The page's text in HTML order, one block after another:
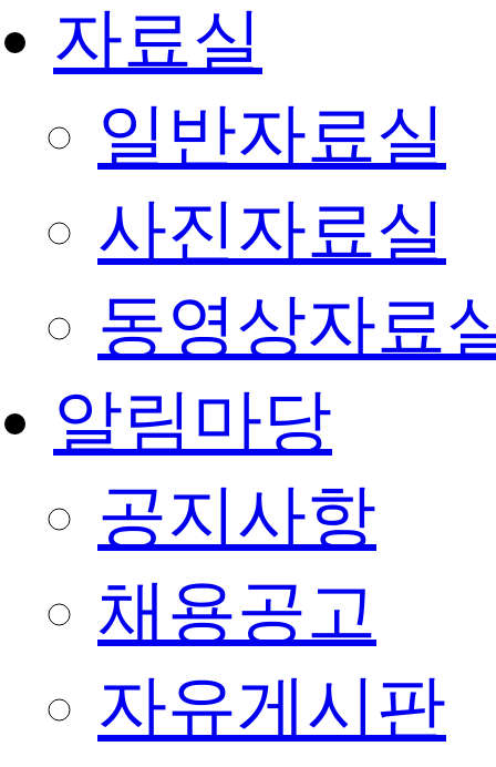
자료실
일반자료실
사진자료실
동영상자료
알림마당
공지사항
채용공고
자유게시판